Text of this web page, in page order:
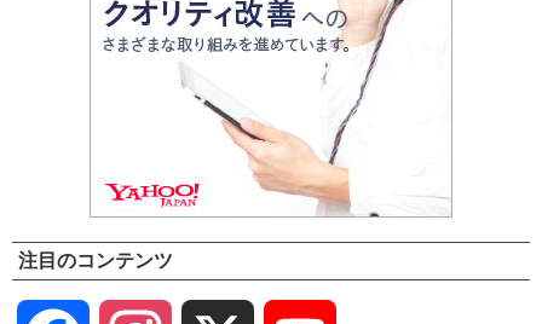
注目のコンテンツ